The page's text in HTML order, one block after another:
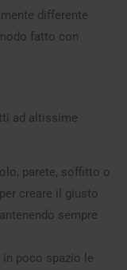
differente
fatto con
ad altissime
parete, soffitto o
creare il giusto
sempre
in poco spazio le